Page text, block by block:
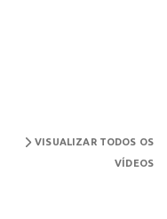
VISUALIZAR TODOS OS
VÍDEOS